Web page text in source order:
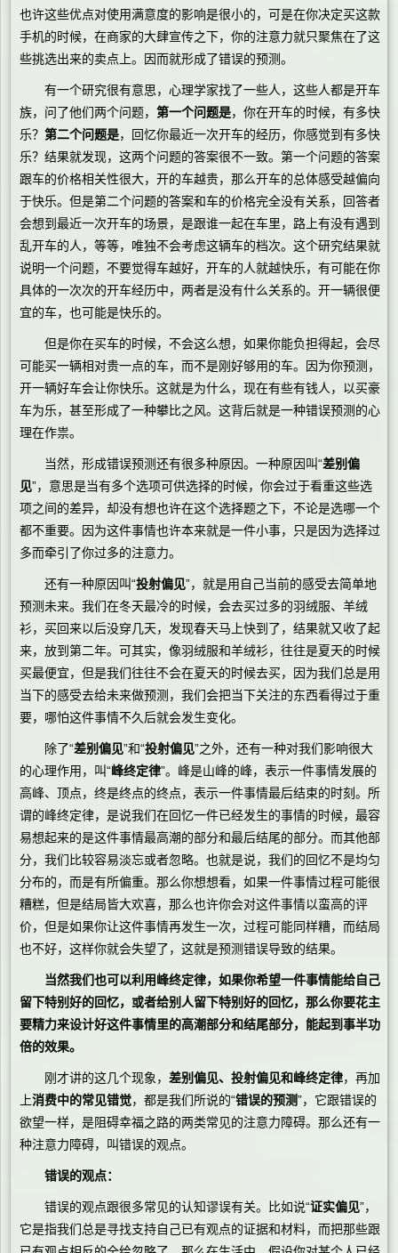
也许这些优点对使用满意度的影响是很小的，可是在你决定买这款
手机的时候，在商家的大肆宣传之下，你的注意力就只聚焦在了这
些挑选出来的卖点上。因而就形成了错误的预测。
有一个研究很有意思，心理学家找了一些人，这些人都是开车
族，问了他们两个问题， 第一个问题是，你在开车的时候，有多快
乐？ 第二个问题是，回忆你最近一次开车的经历，你感觉到有多快
乐？结果就发现，这两个问题的答案很不一致。第一个问题的答案
跟车的价格相关性很大，开的车越贵，那么开车的总体感受越偏向
于快乐。但是第二个问题的答案和车的价格完全没有关系，回答者
会想到最近一次开车的场景，是跟谁一起在车里，路上有没有遇到
乱开车的人，等等，唯独不会考虑这辆车的档次。这个研究结果就
说明一个问题，不要觉得车越好，开车的人就越快乐，有可能在你
具体的一次次的开车经历中，两者是没有什么关系的。开一辆很便
宜的车，也可能是快乐的。
但是你在买车的时候，不会这么想，如果你能负担得起，会尽
可能买一辆相对贵一点的车，而不是刚好够用的车。因为你预测，
开一辆好车会让你快乐。这就是为什么，现在有些有钱人，以买豪
车为乐，甚至形成了一种攀比之风。这背后就是一种错误预测的心
理在作祟。
当然，形成错误预测还有很多种原因。一种原因叫“差别偏
见”，意思是当有多个选项可供选择的时候，你会过于看重这些选
项之间的差异，却没有想也许在这个选择题之下，不论是选哪一个
都不重要。因为这件事情也许本来就是一件小事，只是因为选择过
多而牵引了你过多的注意力。
还有一种原因叫“投射偏见”，就是用自己当前的感受去简单地
预测未来。我们在冬天最冷的时候，会去买过多的羽绒服、羊绒
衫，买回来以后没穿几天，发现春天马上快到了，结果就又收了起
来，放到第二年。可其实，像羽绒服和羊绒衫，往往是夏天的时候
买最便宜，但是我们往往不会在夏天的时候去买，因为我们总是用
当下的感受去给未来做预测，我们会把当下关注的东西看得过于重
要，哪怕这件事情不久后就会发生变化。
除了“差别偏见”和“投射偏见”之外，还有一种对我们影响很大
的心理作用，叫“峰终定律”。峰是山峰的峰，表示一件事情发展的
高峰、顶点，终是终点的终点，表示一件事情最后结束的时刻。所
谓的峰终定律，是说我们在回忆一件已经发生的事情的时候，最容
易想起来的是这件事情最高潮的部分和最后结尾的部分。而其他部
分，我们比较容易淡忘或者忽略。也就是说，我们的回忆不是均匀
分布的，而是有所偏重。那么你想想看，如果一件事情过程可能很
糟糕，但是结局皆大欢喜，那么也许你会对这件事情以蛮高的评
价，但是如果你让这件事情再发生一次，过程可能同样糟，而结局
也不好，这样你就会失望了，这就是预测错误导致的结果。
当然我们也可以利用峰终定律，如果你希望一件事情能给自己
留下特别好的回忆，或者给别人留下特别好的回忆，那么你要花主
要精力来设计好这件事情里的高潮部分和结尾部分，能起到事半功
倍的效果。
刚才讲的这几个现象， 差别偏见、投射偏见和峰终定律，再加
上消费中的常见错觉，都是我们所说的“错误的预测”，它跟错误的
欲望一样，是阻碍幸福之路的两类常见的注意力障碍。那么还有一
种注意力障碍，叫错误的观点。
错误的观点：
错误的观点跟很多常见的认知谬误有关。比如说“证实偏见”，
它是指我们总是寻找支持自己已有观点的证据和材料，而把那些跟